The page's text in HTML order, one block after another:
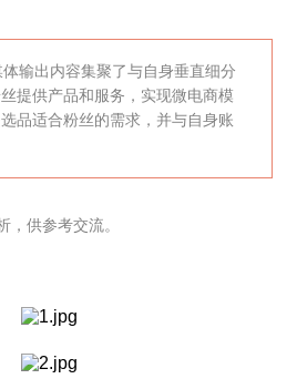
输出内容集聚了与自身垂直细分
提供产品和服务，实现微电商模
品适合粉丝的需求，并与自身账
，供参考交流。